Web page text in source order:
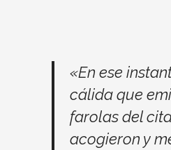
«En ese
cálida que
farolas del
acogieron y